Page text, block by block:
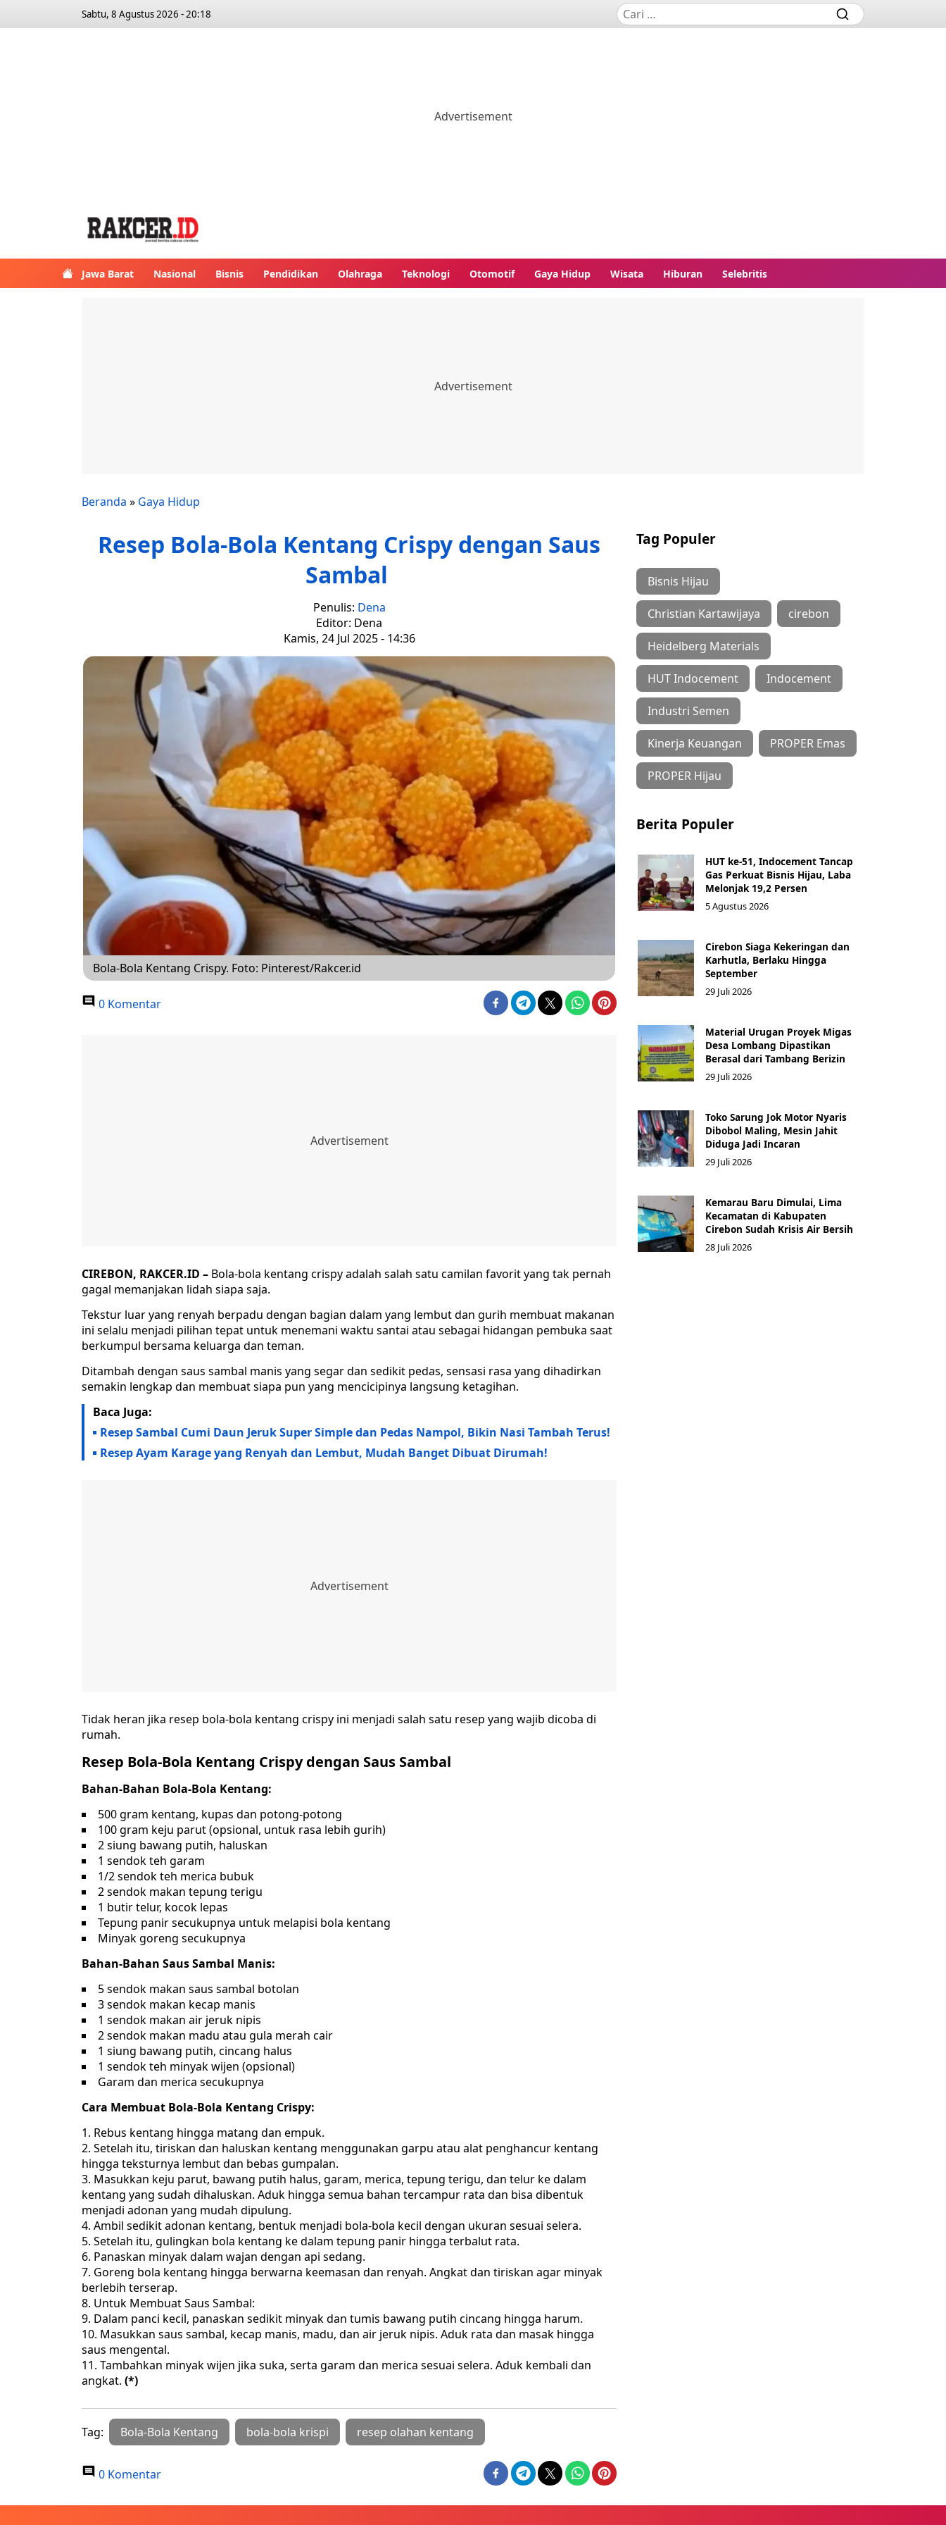
Sabtu, 8 Agustus 2026 - 20:18
Jawa Barat Nasional Bisnis Pendidikan Olahraga Teknologi Otomotif Gaya Hidup Wisata Hiburan Selebritis
Beranda » Gaya Hidup
Resep Bola-Bola Kentang Crispy dengan Saus
Sambal
Penulis: Dena
Editor: Dena
Kamis, 24 Jul 2025 - 14:36
Bola-Bola Kentang Crispy. Foto: Pinterest/Rakcer.id
0 Komentar
CIREBON, RAKCER.ID – Bola-bola kentang crispy adalah salah satu camilan favorit yang tak pernah
gagal memanjakan lidah siapa saja.
Tekstur luar yang renyah berpadu dengan bagian dalam yang lembut dan gurih membuat makanan
ini selalu menjadi pilihan tepat untuk menemani waktu santai atau sebagai hidangan pembuka saat
berkumpul bersama keluarga dan teman.
Ditambah dengan saus sambal manis yang segar dan sedikit pedas, sensasi rasa yang dihadirkan
semakin lengkap dan membuat siapa pun yang mencicipinya langsung ketagihan.
Baca Juga:
Resep Sambal Cumi Daun Jeruk Super Simple dan Pedas Nampol, Bikin Nasi Tambah Terus!
Resep Ayam Karage yang Renyah dan Lembut, Mudah Banget Dibuat Dirumah!
Tidak heran jika resep bola-bola kentang crispy ini menjadi salah satu resep yang wajib dicoba di
rumah.
Resep Bola-Bola Kentang Crispy dengan Saus Sambal
Bahan-Bahan Bola-Bola Kentang:
500 gram kentang, kupas dan potong-potong
100 gram keju parut (opsional, untuk rasa lebih gurih)
2 siung bawang putih, haluskan
1 sendok teh garam
1/2 sendok teh merica bubuk
2 sendok makan tepung terigu
1 butir telur, kocok lepas
Tepung panir secukupnya untuk melapisi bola kentang
Minyak goreng secukupnya
Bahan-Bahan Saus Sambal Manis:
5 sendok makan saus sambal botolan
3 sendok makan kecap manis
1 sendok makan air jeruk nipis
2 sendok makan madu atau gula merah cair
1 siung bawang putih, cincang halus
1 sendok teh minyak wijen (opsional)
Garam dan merica secukupnya
Cara Membuat Bola-Bola Kentang Crispy:
Rebus kentang hingga matang dan empuk.
Setelah itu, tiriskan dan haluskan kentang menggunakan garpu atau alat penghancur kentang
hingga teksturnya lembut dan bebas gumpalan.
Masukkan keju parut, bawang putih halus, garam, merica, tepung terigu, dan telur ke dalam
kentang yang sudah dihaluskan. Aduk hingga semua bahan tercampur rata dan bisa dibentuk
menjadi adonan yang mudah dipulung.
Ambil sedikit adonan kentang, bentuk menjadi bola-bola kecil dengan ukuran sesuai selera.
Setelah itu, gulingkan bola kentang ke dalam tepung panir hingga terbalut rata.
Panaskan minyak dalam wajan dengan api sedang.
Goreng bola kentang hingga berwarna keemasan dan renyah. Angkat dan tiriskan agar minyak
berlebih terserap.
Untuk Membuat Saus Sambal:
Dalam panci kecil, panaskan sedikit minyak dan tumis bawang putih cincang hingga harum.
Masukkan saus sambal, kecap manis, madu, dan air jeruk nipis. Aduk rata dan masak hingga
saus mengental.
Tambahkan minyak wijen jika suka, serta garam dan merica sesuai selera. Aduk kembali dan
angkat. (*)
Tag: Bola-Bola Kentang bola-bola krispi resep olahan kentang
0 Komentar
Tag Populer
Bisnis Hijau
Christian Kartawijaya cirebon
Heidelberg Materials
HUT Indocement Indocement
Industri Semen
Kinerja Keuangan PROPER Emas
PROPER Hijau
Berita Populer
HUT ke-51, Indocement Tancap
Gas Perkuat Bisnis Hijau, Laba
Melonjak 19,2 Persen
5 Agustus 2026
Cirebon Siaga Kekeringan dan
Karhutla, Berlaku Hingga
September
29 Juli 2026
Material Urugan Proyek Migas
Desa Lombang Dipastikan
Berasal dari Tambang Berizin
29 Juli 2026
Toko Sarung Jok Motor Nyaris
Dibobol Maling, Mesin Jahit
Diduga Jadi Incaran
29 Juli 2026
Kemarau Baru Dimulai, Lima
Kecamatan di Kabupaten
Cirebon Sudah Krisis Air Bersih
28 Juli 2026